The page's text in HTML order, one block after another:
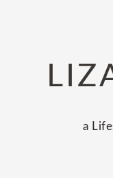
navigation
a